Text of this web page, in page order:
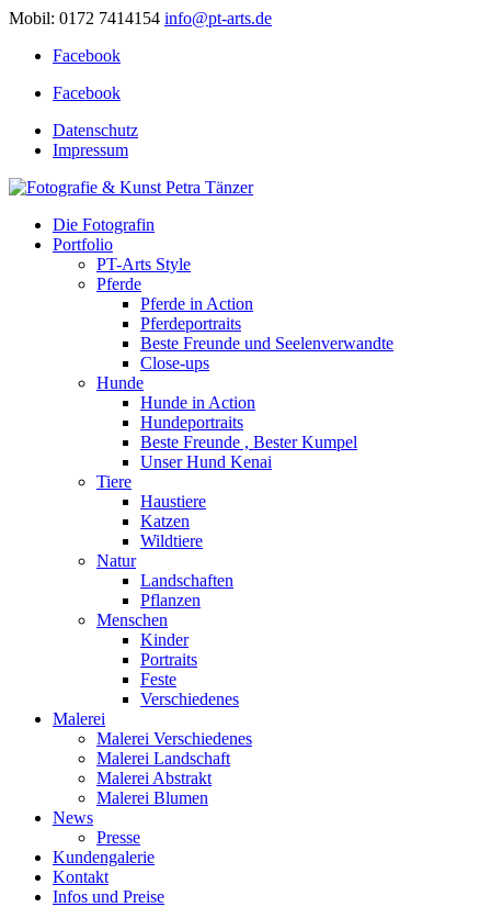
Mobil: 0172 7414154 info@pt-arts.de
Facebook
Facebook
Datenschutz
Impressum
Die Fotografin
Portfolio
PT-Arts Style
Pferde
Pferde in Action
Pferdeportraits
Beste Freunde und Seelenverwandte
Close-ups
Hunde
Hunde in Action
Hundeportraits
Beste Freunde , Bester Kumpel
Unser Hund Kenai
Tiere
Haustiere
Katzen
Wildtiere
Natur
Landschaften
Pflanzen
Menschen
Kinder
Portraits
Feste
Verschiedenes
Malerei
Malerei Verschiedenes
Malerei Landschaft
Malerei Abstrakt
Malerei Blumen
News
Presse
Kundengalerie
Kontakt
Infos und Preise